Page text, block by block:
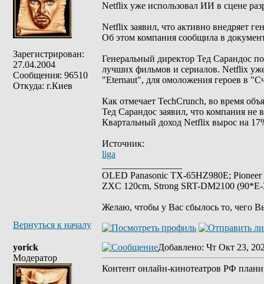
Зарегистрирован:
27.04.2004
Сообщения: 96510
Откуда: г.Киев
Netflix уже использовал ИИ в сцене
Netflix заявил, что активно внедряет
Об этом компания сообщила в
Генеральный директор Тед Сарандос
лучших фильмов и сериалов. Netflix
"Eternaut", для омоложения героев в
Как отмечает TechCrunch, во время
Тед Сарандос заявил, что компания не
Квартальный доход Netflix вырос на
Источник:
liga
OLED Panasonic TX-65HZ980E;
ZXC 120cm, Strong SRT-DM2100
Желаю, чтобы у Вас сбылось то, чего
Вернуться к началу
yorick
Модератор
Добавлено: Чт Окт 23,
Контент онлайн-кинотеатров РФ